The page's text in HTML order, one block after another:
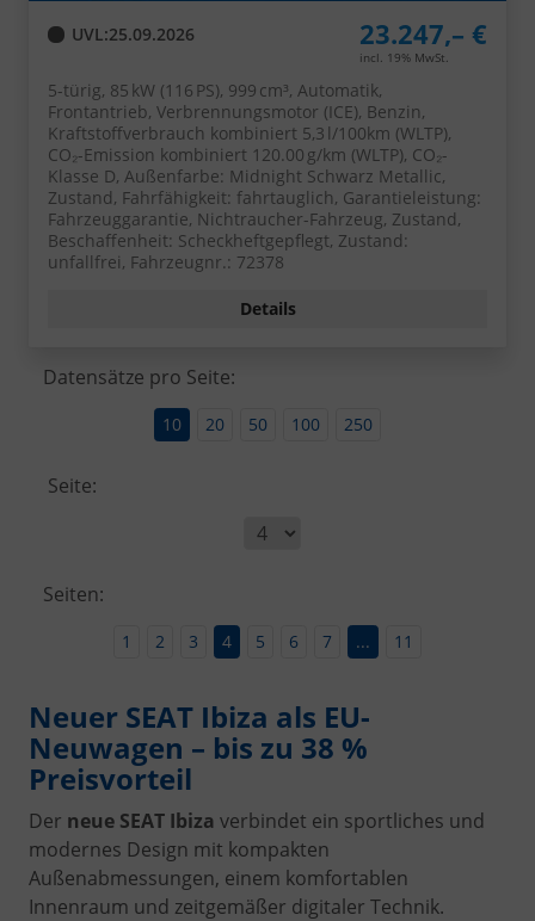
UVL:25.09.2026 23.247,– €
incl. 19% MwSt.
5-türig, 85 kW (116 PS), 999 cm³, Automatik,
Frontantrieb, Verbrennungsmotor (ICE), Benzin,
Kraftstoffverbrauch kombiniert 5,3 l/100km (WLTP),
CO₂-Emission kombiniert 120.00 g/km (WLTP), CO₂-
Klasse D, Außenfarbe: Midnight Schwarz Metallic,
Zustand, Fahrfähigkeit: fahrtauglich, Garantieleistung:
Fahrzeuggarantie, Nichtraucher-Fahrzeug, Zustand,
Beschaffenheit: Scheckheftgepflegt, Zustand:
unfallfrei, Fahrzeugnr.: 72378
Details
Datensätze pro Seite:
10 20 50 100 250
Seite:
Seiten:
1 2 3 4 5 6 7 ... 11
Neuer SEAT Ibiza als EU-
Neuwagen – bis zu 38 %
Preisvorteil
Der neue SEAT Ibiza verbindet ein sportliches und
modernes Design mit kompakten
Außenabmessungen, einem komfortablen
Innenraum und zeitgemäßer digitaler Technik.